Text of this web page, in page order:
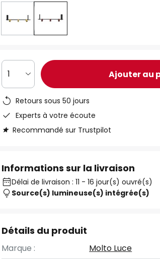
1 Ajouter au
Retours sous 50 jours
Experts à votre écoute
Recommandé sur Trustpilot
Informations sur la livraison
Délai de livraison : 11 - 16 jour(s) ouvré(s)
Source(s) lumineuse(s) intégrée(s)
Détails du produit
Marque :
Molto Luce